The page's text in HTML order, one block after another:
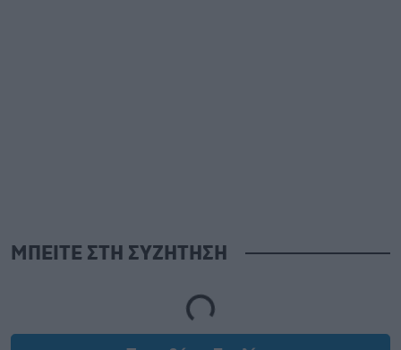
ΜΠΕΙΤΕ ΣΤΗ ΣΥΖΗΤΗΣΗ
Loading...